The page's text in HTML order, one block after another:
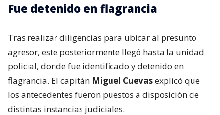
Fue detenido en flagrancia
Tras realizar diligencias para ubicar al presunto
agresor, este posteriormente llegó hasta la unidad
policial, donde fue identificado y detenido en
flagrancia. El capitán Miguel Cuevasexplicó que
los antecedentes fueron puestos a disposición de
distintas instancias judiciales.